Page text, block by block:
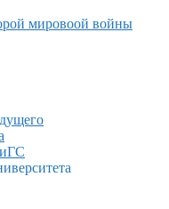
мировоой войны